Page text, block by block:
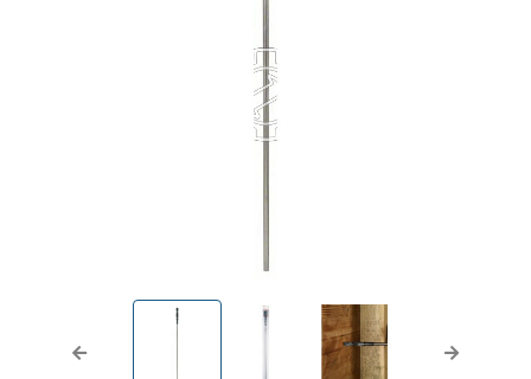
Previous Next